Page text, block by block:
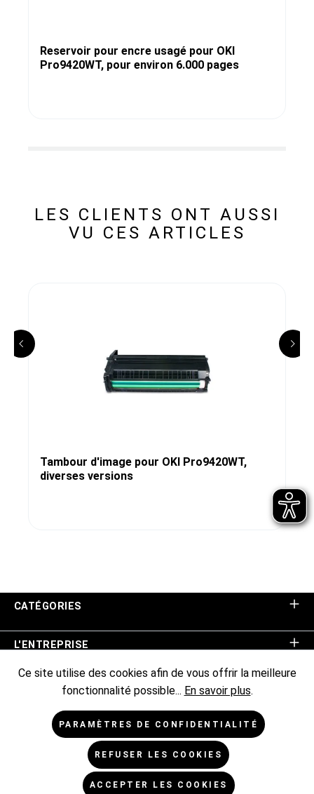
Reservoir pour encre usagé pour OKI
Pro9420WT, pour environ 6.000 pages
LES CLIENTS ONT AUSSI
VU CES ARTICLES
Tambour d'image pour OKI Pro9420WT,
diverses versions
CATÉGORIES
L'ENTREPRISE
ASSISTANCE BOUTIQUE
INFORMATIONS
Ce site utilise des cookies afin de vous offrir la meilleure
fonctionnalité possible... En savoir plus.
PARAMÈTRES DE CONFIDENTIALITÉ
REFUSER LES COOKIES
ACCEPTER LES COOKIES